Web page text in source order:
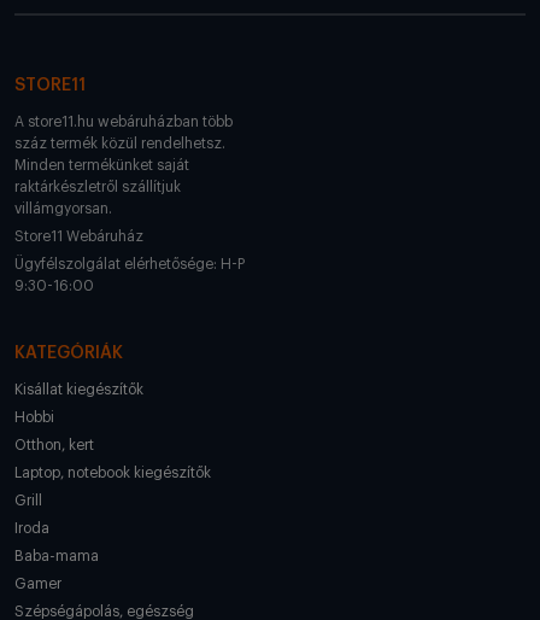
STORE11
A store11.hu webáruházban több
száz termék közül rendelhetsz.
Minden termékünket saját
raktárkészletről szállítjuk
villámgyorsan.
Store11 Webáruház
Ügyfélszolgálat elérhetősége: H-P
9:30-16:00
KATEGÓRIÁK
Kisállat kiegészítők
Hobbi
Otthon, kert
Laptop, notebook kiegészítők
Grill
Iroda
Baba-mama
Gamer
Szépségápolás, egészség